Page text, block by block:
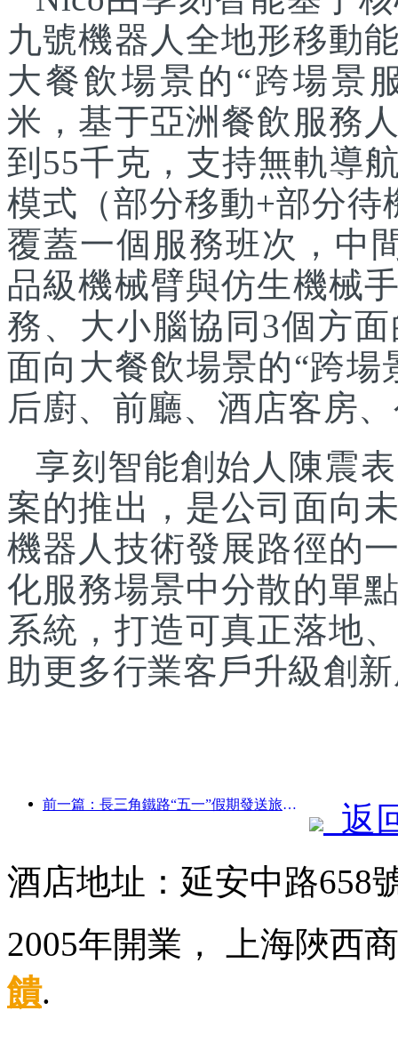
九號機器人全地形移動
大餐飲場景的“跨場景
米，基于亞洲餐飲服務
到55千克，支持無軌導
模式（部分移動+部分待
覆蓋一個服務班次，中
品級機械臂與仿生機械
務、大小腦協同3個方
面向大餐飲場景的“跨
后廚、前廳、酒店客房
享刻智能創始人陳震
案的推出，是公司面向
機器人技術發展路徑的
化服務場景中分散的單
系統，打造可真正落地
助更多行業客戶升級創
前一篇：長三角鐵路“五一”假期發送旅客超2138萬人次
返
酒店地址：延安中路658
2005年開業， 上海陜
饋.